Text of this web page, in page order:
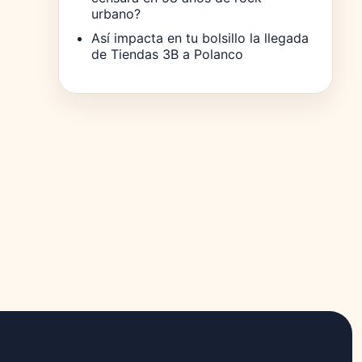
urbano?
Así impacta en tu bolsillo la llegada
de Tiendas 3B a Polanco